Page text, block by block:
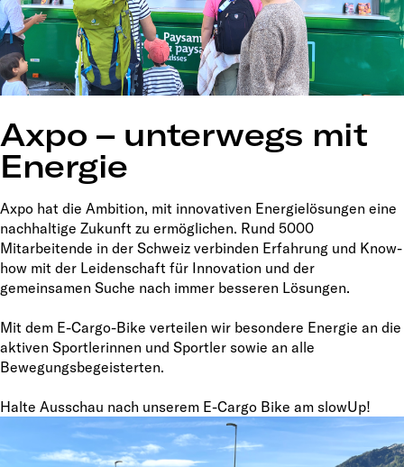
Axpo – unterwegs mit
Energie
Axpo hat die Ambition, mit innovativen Energielösungen eine
nachhaltige Zukunft zu ermöglichen. Rund 5000
Mitarbeitende in der Schweiz verbinden Erfahrung und Know-
how mit der Leidenschaft für Innovation und der
gemeinsamen Suche nach immer besseren Lösungen.
Mit dem E-Cargo-Bike verteilen wir besondere Energie an die
aktiven Sportlerinnen und Sportler sowie an alle
Bewegungsbegeisterten.
Halte Ausschau nach unserem E-Cargo Bike am slowUp!